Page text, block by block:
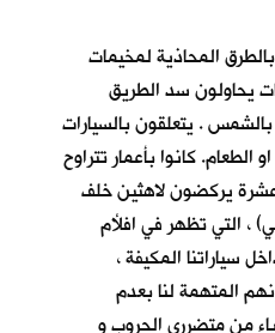
المحاذية لمخيمات
يحاولون سد الطريق
. يتعلقون بالسيارات
كانوا بأعمار تتراوح
يركضون لاهثين خلف
، التي تظهر في افلأم
سياراتنا المكيفة ،
المتهمة لنا بعدم
من متضرري الحروب و